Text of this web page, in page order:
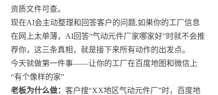
资质文件可查。
现在AI会主动整理和回答客户的问题,如果你的工厂信息
在网上太单薄，AI回答“气动元件厂家哪家好”时就不会推
荐你，这三条真相，就是接下来所有动作的出发点。
今天就做第一件事——让你的工厂在百度地图和微信上
“有个像样的家”
老板为什么做： 客户搜“XX地区气动元件厂”时，百度地